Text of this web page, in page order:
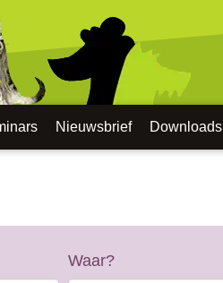
Nieuwsbrief Downloads
Waar?